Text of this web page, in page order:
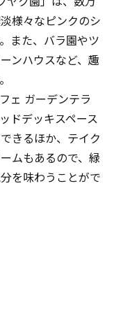
様々なピンクのシ
また、バラ園やツ
ンハウスなど、趣
ェ ガーデンテラ
ドデッキスペース
きるほか、テイク
ムもあるので、緑
を味わうことがで